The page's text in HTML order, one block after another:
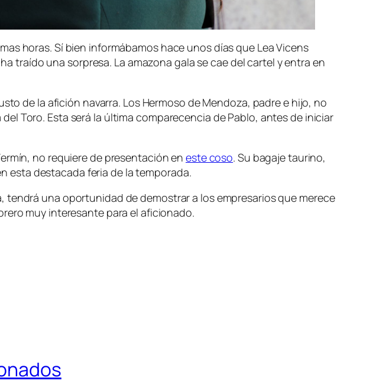
horas. Sí bien informábamos hace unos días que Lea Vicens
traído una sorpresa. La amazona gala se cae del cartel y entra en
de la afición navarra. Los Hermoso de Mendoza, padre e hijo, no
Toro. Esta será la última comparecencia de Pablo, antes de iniciar
no requiere de presentación eneste coso. Su bagaje taurino,
esta destacada feria de la temporada.
una oportunidad de demostrar a los empresarios que merece
muy interesante para el aficionado.